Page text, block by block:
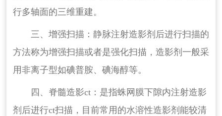
行多轴面的三维重建。
三、增强扫描：静脉注射造影剂后进行扫描的
方法称为增强扫描或者是强化扫描，造影剂一般采
用非离子型如碘普胺、碘海醇等。
四、脊髓造影ct：是指蛛网膜下隙内注射造影
剂后进行ct扫描，目前常用的水溶性造影剂能较清